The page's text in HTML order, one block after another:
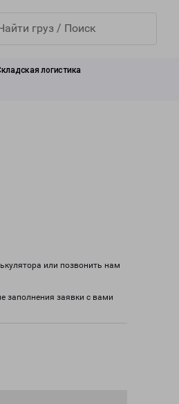
логистика
или позвонить нам
заполнения заявки с вами